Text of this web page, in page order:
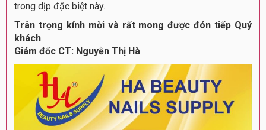
trong dịp đặc biệt này.
Trân trọng kính mời và rất mong được đón tiếp Quý
khách
Giám đốc CT: Nguyễn Thị Hà